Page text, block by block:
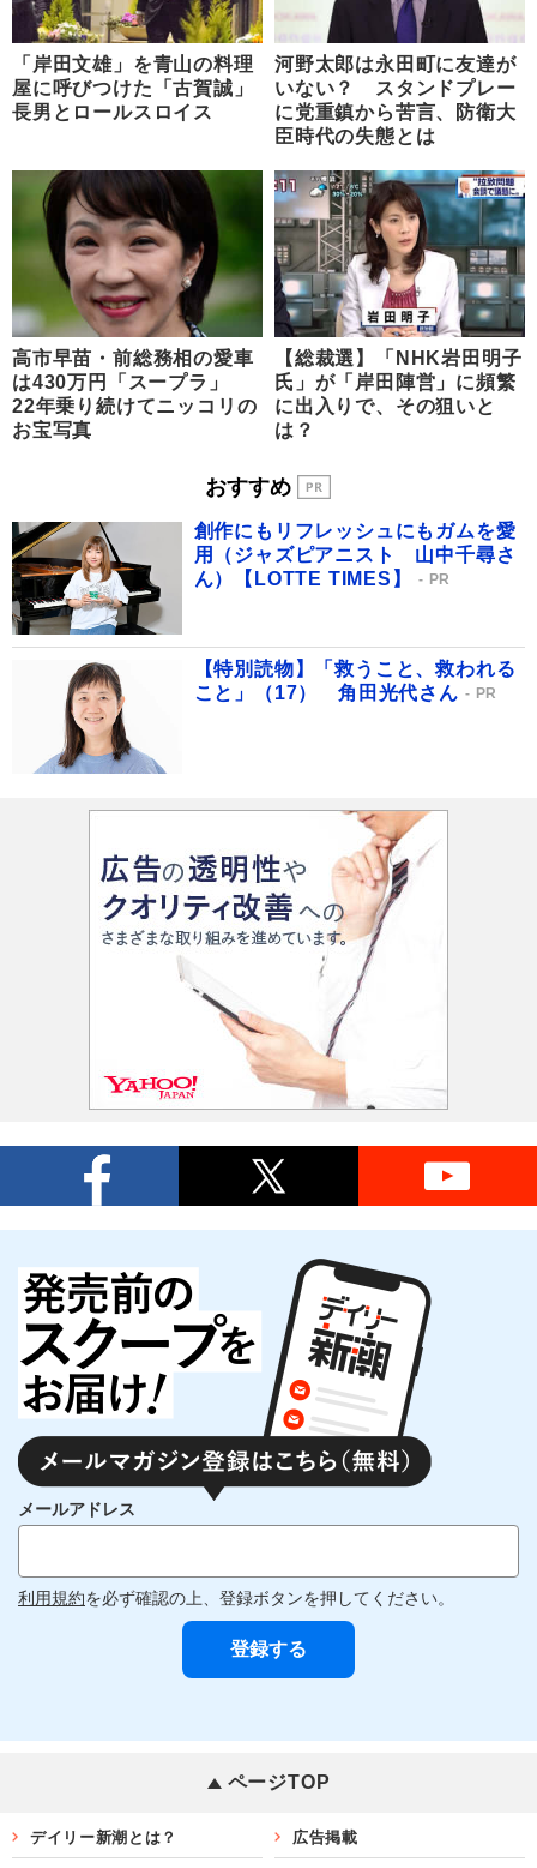
「岸田文雄」を青山の料理
屋に呼びつけた「古賀誠」
長男とロールスロイス
河野太郎は永田町に友達が
いない？ スタンドプレー
に党重鎮から苦言、防衛大
臣時代の失態とは
高市早苗・前総務相の愛車
は430万円「スープラ」
22年乗り続けてニッコリの
お宝写真
【総裁選】「NHK岩田明子
氏」が「岸田陣営」に頻繁
に出入りで、その狙いと
は？
おすすめ
創作にもリフレッシュにもガムを愛
用（ジャズピアニスト 山中千尋さ
ん）【LOTTE TIMES】
PR
【特別読物】「救うこと、救われる
こと」（17） 角田光代さん
PR
メールアドレス
利用規約を必ず確認の上、登録ボタンを押してください。
ページTOP
デイリー新潮とは？ 広告掲載